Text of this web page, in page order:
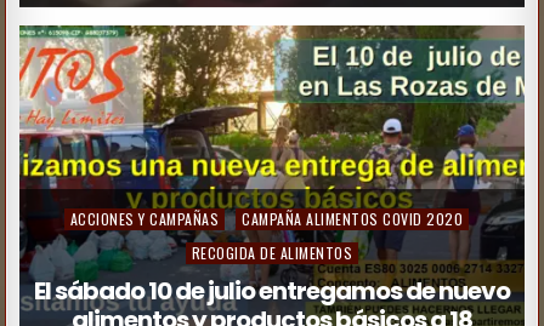
ACCIONES Y CAMPAÑAS
CAMPAÑA ALIMENTOS COVID 2020
RECOGIDA DE ALIMENTOS
El sábado 10 de julio entregamos de nuevo